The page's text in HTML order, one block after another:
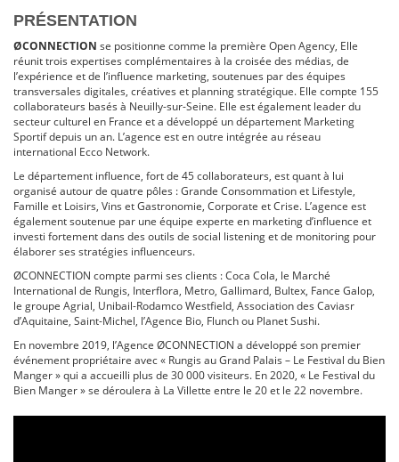
PRÉSENTATION
ØCONNECTION se positionne comme la première Open Agency, Elle
réunit trois expertises complémentaires à la croisée des médias, de
l’expérience et de l’influence marketing, soutenues par des équipes
transversales digitales, créatives et planning stratégique. Elle compte 155
collaborateurs basés à Neuilly-sur-Seine. Elle est également leader du
secteur culturel en France et a développé un département Marketing
Sportif depuis un an. L’agence est en outre intégrée au réseau
international Ecco Network.
Le département influence, fort de 45 collaborateurs, est quant à lui
organisé autour de quatre pôles : Grande Consommation et Lifestyle,
Famille et Loisirs, Vins et Gastronomie, Corporate et Crise. L’agence est
également soutenue par une équipe experte en marketing d’influence et
investi fortement dans des outils de social listening et de monitoring pour
élaborer ses stratégies influenceurs.
ØCONNECTION compte parmi ses clients : Coca Cola, le Marché
International de Rungis, Interflora, Metro, Gallimard, Bultex, Fance Galop,
le groupe Agrial, Unibail-Rodamco Westfield, Association des Caviasr
d’Aquitaine, Saint-Michel, l’Agence Bio, Flunch ou Planet Sushi.
En novembre 2019, l’Agence ØCONNECTION a développé son premier
événement propriétaire avec « Rungis au Grand Palais – Le Festival du Bien
Manger » qui a accueilli plus de 30 000 visiteurs. En 2020, « Le Festival du
Bien Manger » se déroulera à La Villette entre le 20 et le 22 novembre.